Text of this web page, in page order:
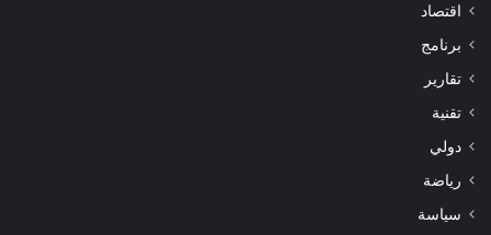
اقتصاد
برنامج
تقارير
تقنية
دولي
رياضة
سياسة